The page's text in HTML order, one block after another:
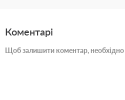
Коментарі
Щоб залишити коментар, необхідно